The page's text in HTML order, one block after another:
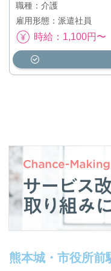
職種：介護
雇用形態：派遣社員
時給：1,100円〜
熊本城・市役所前